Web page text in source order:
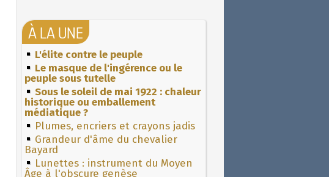
À LA UNE
L'élite contre le peuple
Le masque de l'ingérence ou le
peuple sous tutelle
Sous le soleil de mai 1922 : chaleur
historique ou emballement
médiatique ?
Plumes, encriers et crayons jadis
Grandeur d'âme du chevalier
Bayard
Lunettes : instrument du Moyen
Âge à l'obscure genèse